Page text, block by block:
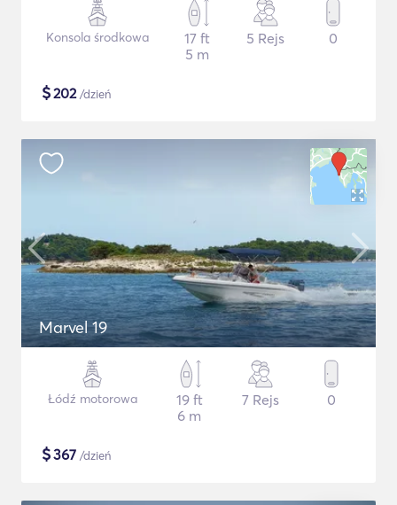
Konsola środkowa
17 ft
5 m
5 Rejs 0
$202/dzień
Marvel 19
Łódź motorowa
19 ft
6 m
7 Rejs 0
$367 /dzień